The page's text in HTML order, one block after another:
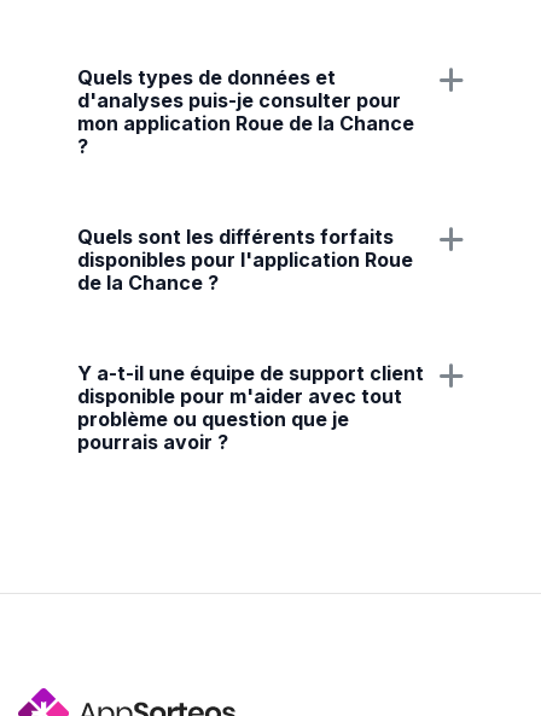
Quels types de données et
d'analyses puis-je consulter pour
mon application Roue de la Chance
?
Quels sont les différents forfaits
disponibles pour l'application Roue
de la Chance ?
Y a-t-il une équipe de support client
disponible pour m'aider avec tout
problème ou question que je
pourrais avoir ?